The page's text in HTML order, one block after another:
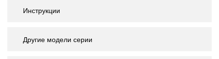
Инструкции
Другие модели серии